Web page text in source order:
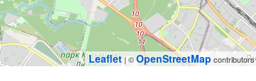
Leaflet| ©OpenStreetMap contributors